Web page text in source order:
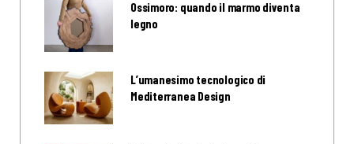
Ossimoro: quando il marmo diventa
legno
L’umanesimo tecnologico di
Mediterranea Design